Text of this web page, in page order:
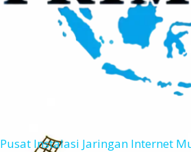
Pusat Instalasi Jaringan Internet